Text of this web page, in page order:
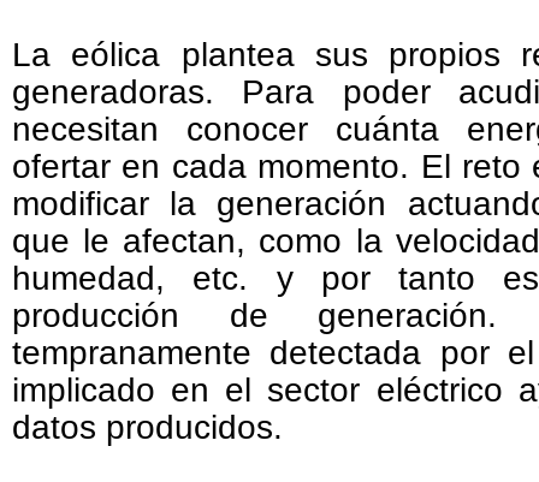
La eólica plantea sus propios
generadoras. Para poder
necesitan conocer cuánta
ofertar en cada momento. El
modificar la generación
que le afectan, como la
humedad, etc. y por tanto
producción de
tempranamente detectada por
implicado en el sector eléctrico
datos producidos.